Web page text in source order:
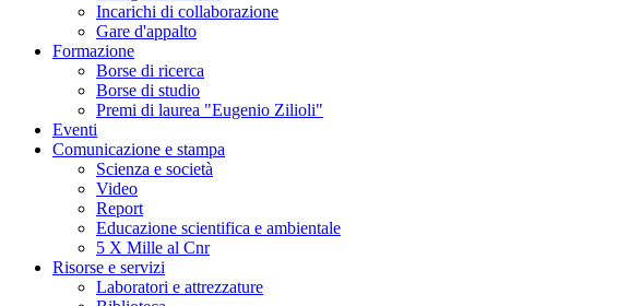
Incarichi di collaborazione
Gare d'appalto
Formazione
Borse di ricerca
Borse di studio
Premi di laurea "Eugenio Zilioli"
Eventi
Comunicazione e stampa
Scienza e società
Video
Report
Educazione scientifica e ambientale
5 X Mille al Cnr
Risorse e servizi
Laboratori e attrezzature